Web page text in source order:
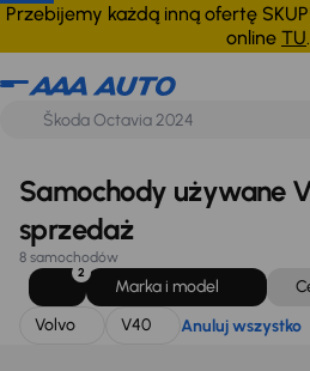
Przebijemy każdą inną ofertę
online TU.
Volvo V40 Anuluj wszystko
Samochody używane
sprzedaż
8 samochodów
2
Marka i model
Volvo
V40 Anuluj wszystko